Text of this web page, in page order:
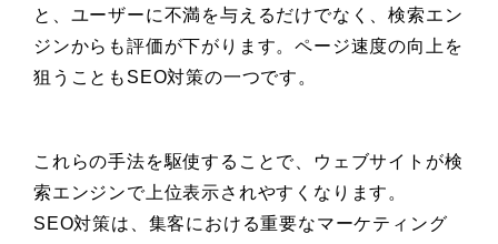
と、ユーザーに不満を与えるだけでなく、検索エン
ジンからも評価が下がります。ページ速度の向上を
狙うこともSEO対策の一つです。
これらの手法を駆使することで、ウェブサイトが検
索エンジンで上位表示されやすくなります。
SEO対策は、集客における重要なマーケティング